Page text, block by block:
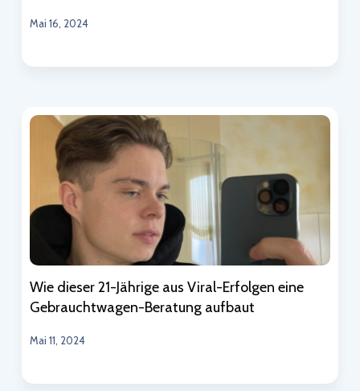
Mai 16, 2024
Wie dieser 21-Jährige aus Viral-Erfolgen eine
Gebrauchtwagen-Beratung aufbaut
Mai 11, 2024